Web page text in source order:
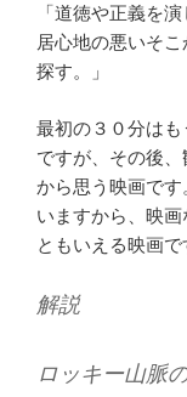
「道徳や正義を
居心地の悪いそ
探す。」
最初の３０分は
ですが、その後
から思う映画で
いますから、映
ともいえる映画で
解説
ロッキー山脈